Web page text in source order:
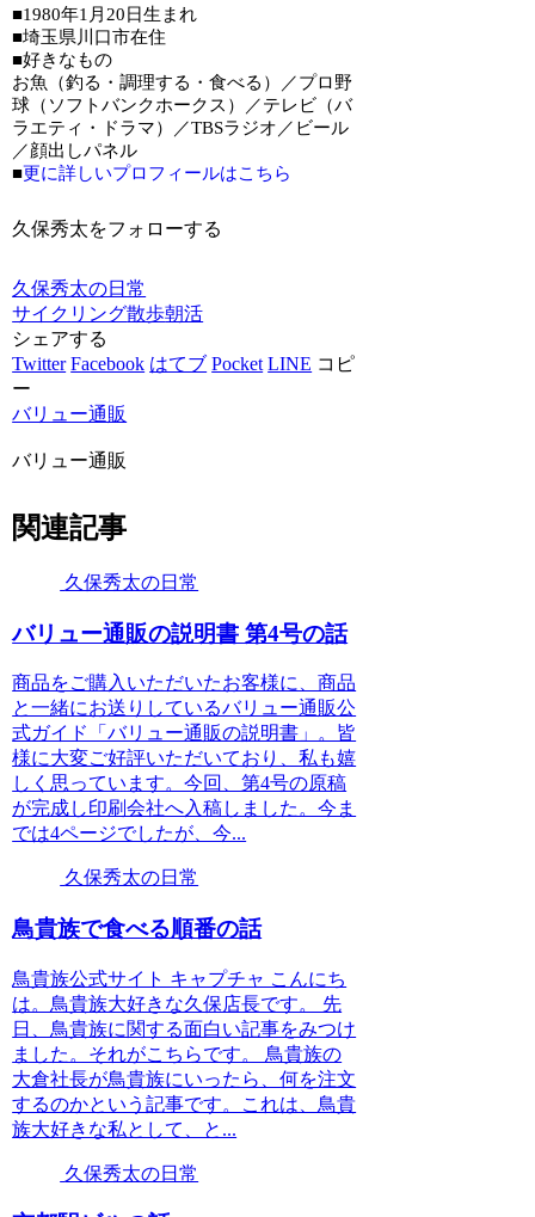
■1980年1月20日生まれ
■埼玉県川口市在住
■好きなもの
お魚（釣る・調理する・食べる）／プロ野
球（ソフトバンクホークス）／テレビ（バ
ラエティ・ドラマ）／TBSラジオ／ビール
／顔出しパネル
■更に詳しいプロフィールはこちら
久保秀太をフォローする
久保秀太の日常
サイクリング散歩朝活
シェアする
Twitter Facebook はてブ Pocket LINE コピ
ー
バリュー通販
バリュー通販
関連記事
久保秀太の日常
バリュー通販の説明書 第4号の話
商品をご購入いただいたお客様に、商品
と一緒にお送りしているバリュー通販公
式ガイド「バリュー通販の説明書」。皆
様に大変ご好評いただいており、私も嬉
しく思っています。今回、第4号の原稿
が完成し印刷会社へ入稿しました。今ま
では4ページでしたが、今...
久保秀太の日常
鳥貴族で食べる順番の話
鳥貴族公式サイト キャプチャ こんにち
は。鳥貴族大好きな久保店長です。 先
日、鳥貴族に関する面白い記事をみつけ
ました。それがこちらです。 鳥貴族の
大倉社長が鳥貴族にいったら、何を注文
するのかという記事です。これは、鳥貴
族大好きな私として、と...
久保秀太の日常